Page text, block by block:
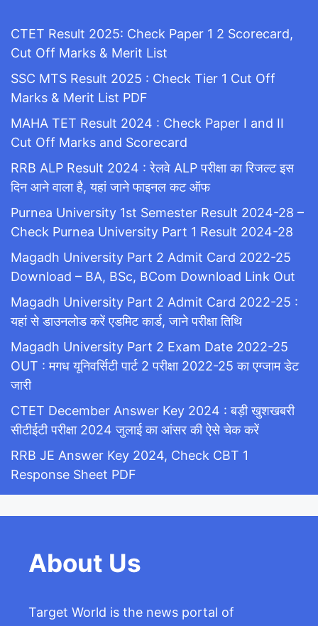
CTET Result 2025: Check Paper 1 2 Scorecard,
Cut Off Marks & Merit List
SSC MTS Result 2025 : Check Tier 1 Cut Off
Marks & Merit List PDF
MAHA TET Result 2024 : Check Paper I and II
Cut Off Marks and Scorecard
RRB ALP Result 2024 : रेलवे ALP परीक्षा का रिजल्ट इस
दिन आने वाला है, यहां जाने फाइनल कट ऑफ
Purnea University 1st Semester Result 2024-28 –
Check Purnea University Part 1 Result 2024-28
Magadh University Part 2 Admit Card 2022-25
Download – BA, BSc, BCom Download Link Out
Magadh University Part 2 Admit Card 2022-25 :
यहां से डाउनलोड करें एडमिट कार्ड, जाने परीक्षा तिथि
Magadh University Part 2 Exam Date 2022-25
OUT : मगध यूनिवर्सिटी पार्ट 2 परीक्षा 2022-25 का एग्जाम डेट
जारी
CTET December Answer Key 2024 : बड़ी खुशखबरी
सीटीईटी परीक्षा 2024 जुलाई का आंसर की ऐसे चेक करें
RRB JE Answer Key 2024, Check CBT 1
Response Sheet PDF
About Us
Target World is the news portal of